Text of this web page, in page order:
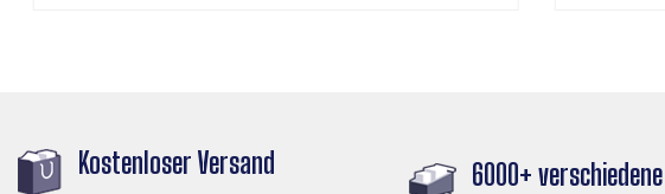
Kostenloser Versand 6000+